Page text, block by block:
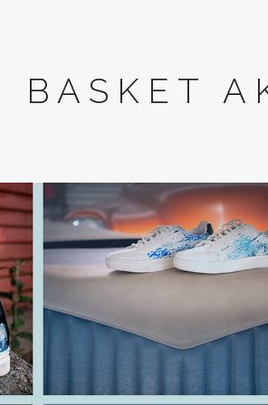
BASKET